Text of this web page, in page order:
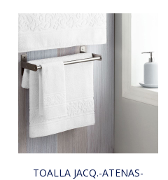
TOALLA JACQ.-ATENAS-